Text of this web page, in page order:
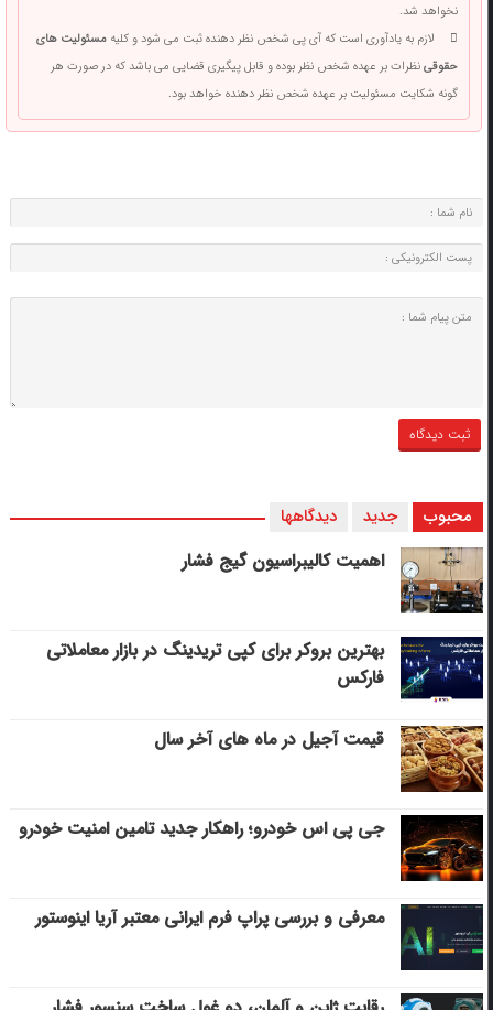
نخواهد شد.
لازم به یادآوری است که آی پی شخص نظر دهنده ثبت می شود و کلیهمسئولیت های
حقوقینظرات بر عهده شخص نظر بوده و قابل پیگیری قضایی می باشد که در صورت هر
گونه شکایت مسئولیت بر عهده شخص نظر دهنده خواهد بود.
محبوب جدید دیدگاهها
اهمیت کالیبراسیون گیج فشار
بهترین بروکر برای کپی‌ تریدینگ در بازار معاملاتی
فارکس
قیمت آجیل در ماه های آخر سال
جی پی اس خودرو؛ راهکار جدید تامین امنیت خودرو
معرفی و بررسی پراپ فرم ایرانی معتبر آریا اینوستور